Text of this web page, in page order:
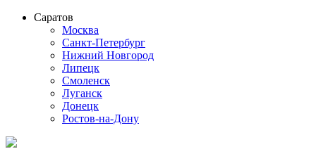
Саратов
Москва
Санкт-Петербург
Нижний Новгород
Липецк
Смоленск
Луганск
Донецк
Ростов-на-Дону